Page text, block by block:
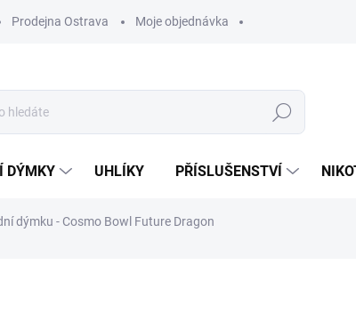
Prodejna Ostrava Moje objednávka
Hledat
DÝMKY UHLÍKY PŘÍSLUŠENSTVÍ
dýmku - Cosmo Bowl Future Dragon